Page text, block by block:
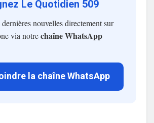
Le Quotidien 509
nouvelles directement sur
via notrechaîne WhatsApp
la chaîne WhatsApp